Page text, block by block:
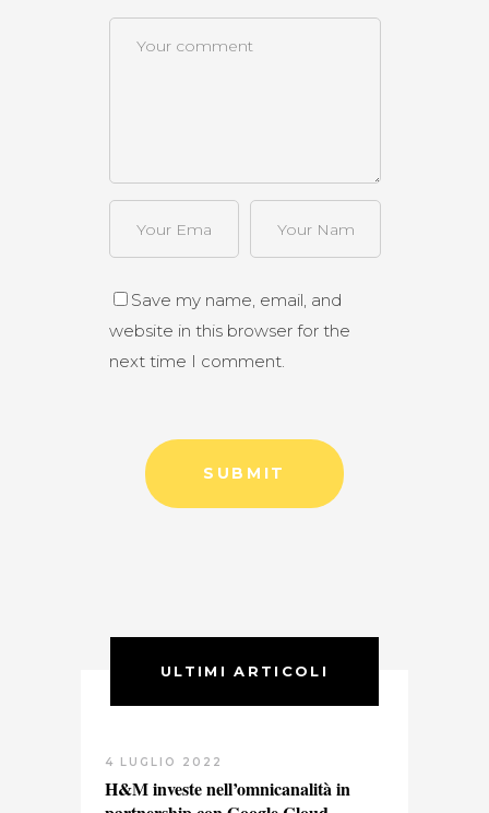
Save my name, email, and
website in this browser for the
next time I comment.
ULTIMI ARTICOLI
4 LUGLIO 2022
H&M investe nell’omnicanalità in